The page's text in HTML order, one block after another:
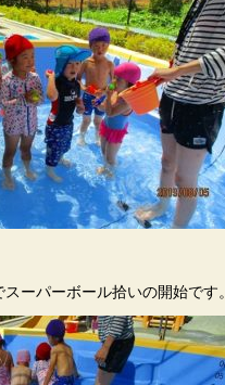
ーパーボール拾いの開始です。